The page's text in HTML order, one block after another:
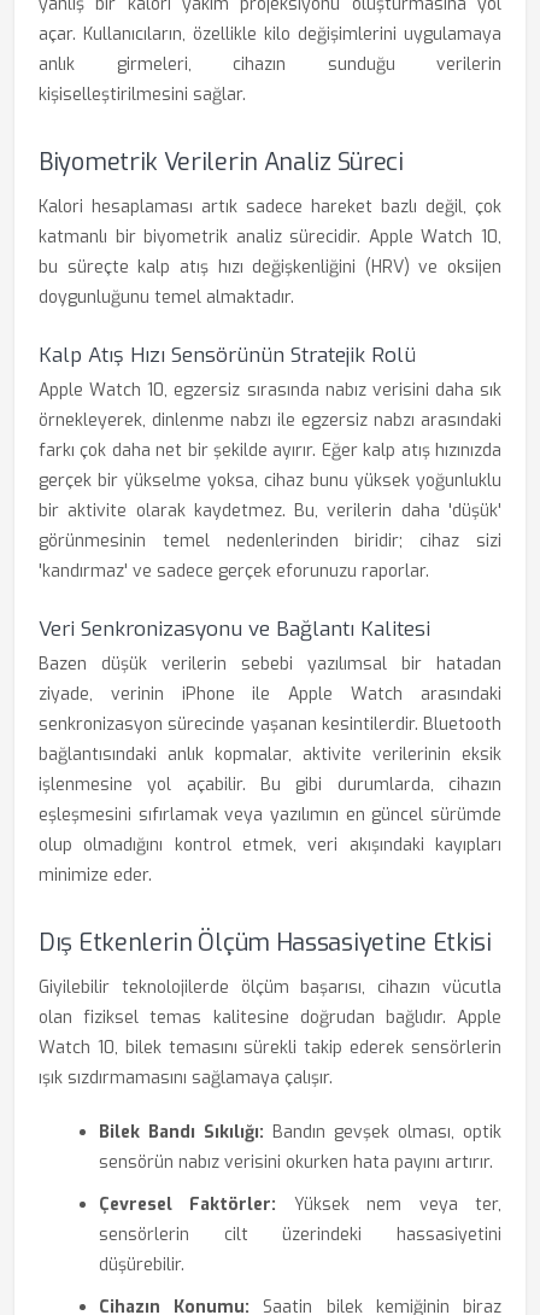
açar. Kullanıcıların, özellikle kilo değişimlerini uygulamaya
anlık girmeleri, cihazın sunduğu verilerin
kişiselleştirilmesini sağlar.
Biyometrik Verilerin Analiz Süreci
Kalori hesaplaması artık sadece hareket bazlı değil, çok
katmanlı bir biyometrik analiz sürecidir. Apple Watch 10,
bu süreçte kalp atış hızı değişkenliğini (HRV) ve oksijen
doygunluğunu temel almaktadır.
Kalp Atış Hızı Sensörünün Stratejik Rolü
Apple Watch 10, egzersiz sırasında nabız verisini daha sık
örnekleyerek, dinlenme nabzı ile egzersiz nabzı arasındaki
farkı çok daha net bir şekilde ayırır. Eğer kalp atış hızınızda
gerçek bir yükselme yoksa, cihaz bunu yüksek yoğunluklu
bir aktivite olarak kaydetmez. Bu, verilerin daha 'düşük'
görünmesinin temel nedenlerinden biridir; cihaz sizi
'kandırmaz' ve sadece gerçek eforunuzu raporlar.
Veri Senkronizasyonu ve Bağlantı Kalitesi
Bazen düşük verilerin sebebi yazılımsal bir hatadan
ziyade, verinin iPhone ile Apple Watch arasındaki
senkronizasyon sürecinde yaşanan kesintilerdir. Bluetooth
bağlantısındaki anlık kopmalar, aktivite verilerinin eksik
işlenmesine yol açabilir. Bu gibi durumlarda, cihazın
eşleşmesini sıfırlamak veya yazılımın en güncel sürümde
olup olmadığını kontrol etmek, veri akışındaki kayıpları
minimize eder.
Dış Etkenlerin Ölçüm Hassasiyetine Etkisi
Giyilebilir teknolojilerde ölçüm başarısı, cihazın vücutla
olan fiziksel temas kalitesine doğrudan bağlıdır. Apple
Watch 10, bilek temasını sürekli takip ederek sensörlerin
ışık sızdırmamasını sağlamaya çalışır.
Bilek Bandı Sıkılığı: Bandın gevşek olması, optik
sensörün nabız verisini okurken hata payını artırır.
Çevresel Faktörler: Yüksek nem veya ter,
sensörlerin cilt üzerindeki hassasiyetini
düşürebilir.
Cihazın Konumu: Saatin bilek kemiğinin biraz